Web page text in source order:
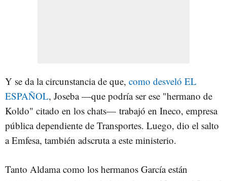
Y se da la circunstancia de que, como desveló EL
ESPAÑOL, Joseba—que podría ser ese "hermano de
Koldo" citado en los chats— trabajó en Ineco, empresa
pública dependiente de Transportes. Luego, dio el salto
a Emfesa, también adscruta a este ministerio.
Tanto Aldama como los hermanos García están